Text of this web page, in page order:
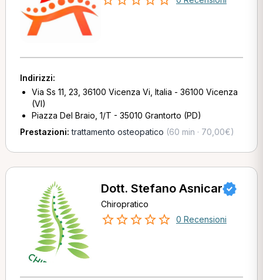
Indirizzi:
Via Ss 11, 23, 36100 Vicenza Vi, Italia - 36100 Vicenza
(VI)
Piazza Del Braio, 1/T - 35010 Grantorto (PD)
Prestazioni:trattamento osteopatico (60 min · 70,00€)
Dott. Stefano Asnicar
Chiropratico
0 Recensioni